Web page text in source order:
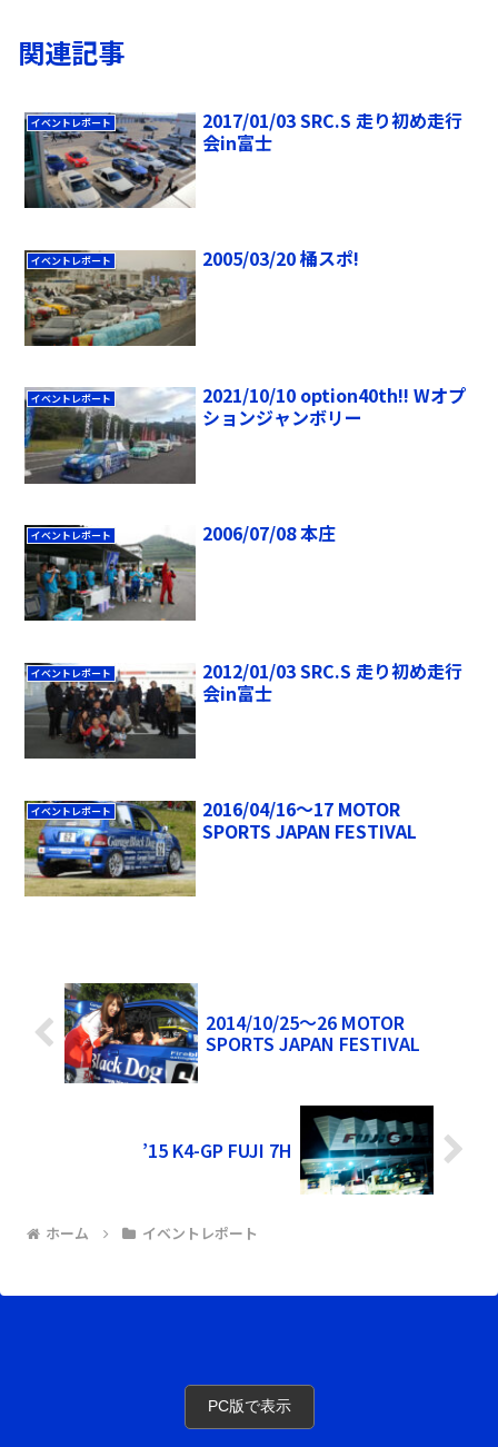
関連記事
イベントレポート
2017/01/03 SRC.S 走り初め走行
会in富士
イベントレポート 2005/03/20 桶スポ!
イベントレポート
2021/10/10 option40th!! Wオプ
ションジャンボリー
イベントレポート 2006/07/08 本庄
イベントレポート
2012/01/03 SRC.S 走り初め走行
会in富士
イベントレポート
2016/04/16～17 MOTOR
SPORTS JAPAN FESTIVAL
2014/10/25～26 MOTOR
SPORTS JAPAN FESTIVAL
’15 K4-GP FUJI 7H
ホーム イベントレポート
PC版で表示